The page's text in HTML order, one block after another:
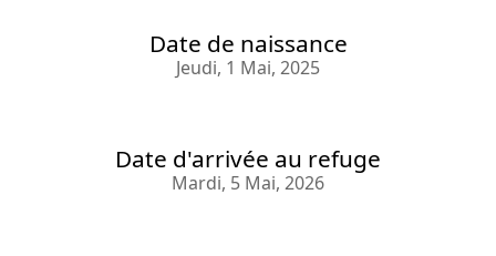
Date de naissance
Jeudi, 1 Mai, 2025
Date d'arrivée au refuge
Mardi, 5 Mai, 2026